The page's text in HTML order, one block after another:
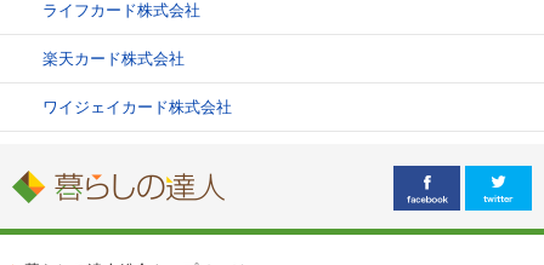
ライフカード株式会社
楽天カード株式会社
ワイジェイカード株式会社